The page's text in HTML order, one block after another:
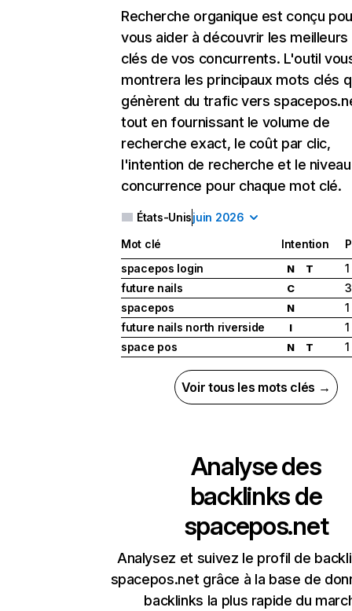
Recherche organique est conçu
vous aider à découvrir les
clés de vos concurrents. L'outil
montrera les principaux mots clés
génèrent du trafic vers
tout en fournissant le volume de
recherche exact, le coût par clic,
l'intention de recherche et le
concurrence pour chaque mot clé.
États-Unisjuin 2026
Mot clé Intention
spacepos login
N T
1
future nails
C
3
spacepos
N
1
future nails north riverside
I
1
space pos
N T 1
Voir tous les mots clés →
Analyse des
backlinks de
spacepos.net
Analysez et suivez le profil de
spacepos.net grâce à la base de
backlinks la plus rapide du